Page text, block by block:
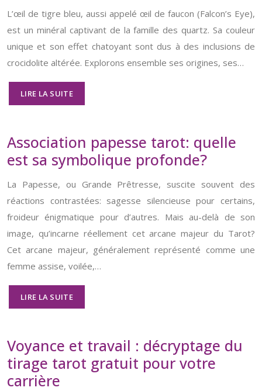
L’œil de tigre bleu, aussi appelé œil de faucon (Falcon’s Eye),
est un minéral captivant de la famille des quartz. Sa couleur
unique et son effet chatoyant sont dus à des inclusions de
crocidolite altérée. Explorons ensemble ses origines, ses…
LIRE LA SUITE
Association papesse tarot: quelle
est sa symbolique profonde?
La Papesse, ou Grande Prêtresse, suscite souvent des
réactions contrastées: sagesse silencieuse pour certains,
froideur énigmatique pour d’autres. Mais au-delà de son
image, qu’incarne réellement cet arcane majeur du Tarot?
Cet arcane majeur, généralement représenté comme une
femme assise, voilée,…
LIRE LA SUITE
Voyance et travail : décryptage du
tirage tarot gratuit pour votre
carrière